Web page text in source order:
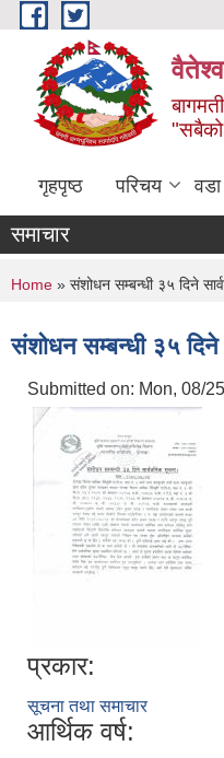
Skip to main content
गृहपृष्ठ परिचय
समाचार
You are here
Home » संशोधन सम्बन्धी ३५ दिने
संशोधन सम्बन्धी ३५
Submitted on: Mon, 08/
प्रकार:
सूचना तथा समाचार
आर्थिक वर्ष: